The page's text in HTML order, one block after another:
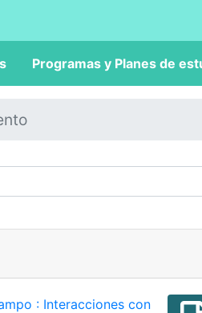
Programas y Planes de
: Interacciones con